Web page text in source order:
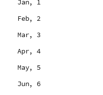
Jan, 1
Feb, 2
Mar, 3
Apr, 4
May, 5
Jun, 6